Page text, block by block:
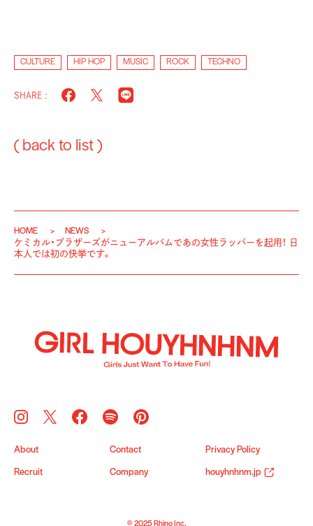
CULTURE HIP HOP MUSIC ROCK TECHNO
SHARE :
( back to list )
HOME
NEWS
ケミカル・ブラザーズがニューアルバムであの女性ラッパーを起用！ 日
本人では初の快挙です。
About Contact Privacy Policy
Recruit Company houyhnhnm.jp
© 2025 Rhino Inc.